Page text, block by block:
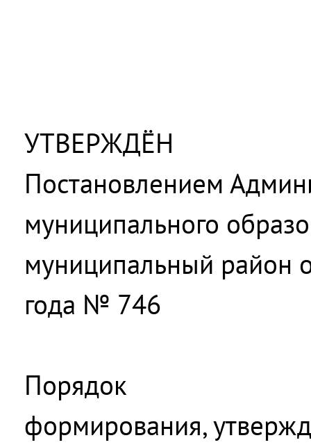
УТВЕРЖДЁН
Постановлением
муниципального
муниципальный район
года № 746
Порядок
формирования,